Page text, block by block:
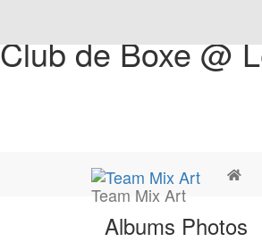
Club de Boxe @
Team Mix Art
Albums Photos